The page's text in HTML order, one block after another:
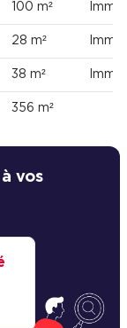
100 m²
28 m²
38 m²
356 m²
vos